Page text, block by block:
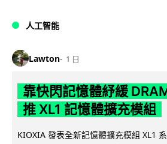
人工智能
Lawton 1 日
靠快閃記憶體紓緩
推 XL1 記憶體擴充模組
KIOXIA 發表全新記憶體擴充模組 XL1